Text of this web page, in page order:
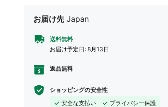
お届け先 Japan
送料無料
お届け予定日: 8月13日
返品無料
ショッピングの安全性
安全な支払い
プライバシー保護